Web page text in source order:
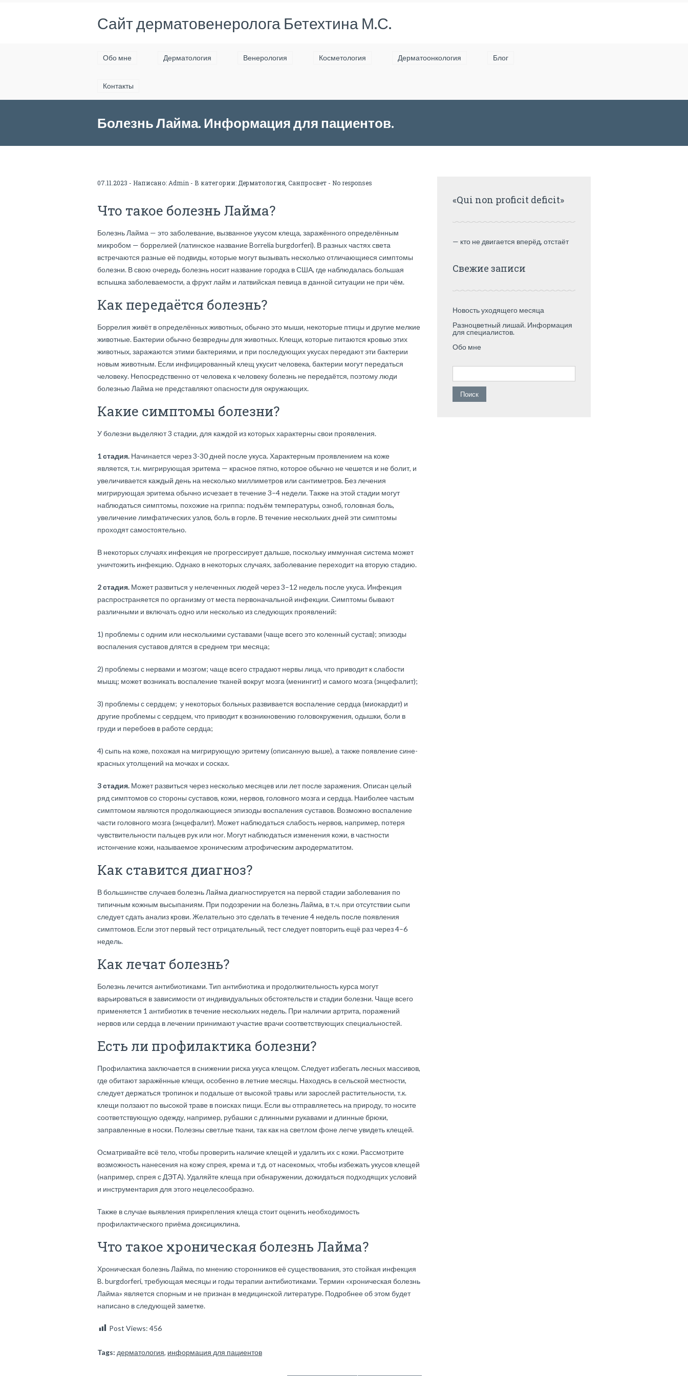
Сайт дерматовенеролога Бетехтина М.С.
Обо мне Дерматология Венерология Косметология Дерматоонкология Блог
Контакты
Болезнь Лайма. Информация для пациентов.
07.11.2023 - Написано: Admin - В категории: Дерматология Санпросвет - No responses
Что такое болезнь Лайма?
Болезнь Лайма — это заболевание, вызванное укусом клеща, заражённого определённым
микробом — боррелией (латинское название Borrelia burgdorferi). В разных частях света
встречаются разные её подвиды, которые могут вызывать несколько отличающиеся симптомы
болезни. В свою очередь болезнь носит название городка в США, где наблюдалась большая
вспышка заболеваемости, а фрукт лайм и латвийская певица в данной ситуации не при чём.
Как передаётся болезнь?
Боррелия живёт в определённых животных, обычно это мыши, некоторые птицы и другие мелкие
животные. Бактерии обычно безвредны для животных. Клещи, которые питаются кровью этих
животных, заражаются этими бактериями, и при последующих укусах передают эти бактерии
новым животным. Если инфицированный клещ укусит человека, бактерии могут передаться
человеку. Непосредственно от человека к человеку болезнь не передаётся, поэтому люди
болезнью Лайма не представляют опасности для окружающих.
Какие симптомы болезни?
У болезни выделяют 3 стадии, для каждой из которых характерны свои проявления.
1 стадия. Начинается через 3-30 дней после укуса. Характерным проявлением на коже
является, т.н. мигрирующая эритема — красное пятно, которое обычно не чешется и не болит, и
увеличивается каждый день на несколько миллиметров или сантиметров. Без лечения
мигрирующая эритема обычно исчезает в течение 3–4 недели. Также на этой стадии могут
наблюдаться симптомы, похожие на гриппа: подъём температуры, озноб, головная боль,
увеличение лимфатических узлов, боль в горле. В течение нескольких дней эти симптомы
проходят самостоятельно.
В некоторых случаях инфекция не прогрессирует дальше, поскольку иммунная система может
уничтожить инфекцию. Однако в некоторых случаях, заболевание переходит на вторую стадию.
2 стадия. Может развиться у нелеченных людей через 3–12 недель после укуса. Инфекция
распространяется по организму от места первоначальной инфекции. Симптомы бывают
различными и включать одно или несколько из следующих проявлений:
1) проблемы с одним или несколькими суставами (чаще всего это коленный сустав); эпизоды
воспаления суставов длятся в среднем три месяца;
2) проблемы с нервами и мозгом; чаще всего страдают нервы лица, что приводит к слабости
мышц; может возникать воспаление тканей вокруг мозга (менингит) и самого мозга (энцефалит);
3) проблемы с сердцем; у некоторых больных развивается воспаление сердца (миокардит) и
другие проблемы с сердцем, что приводит к возникновению головокружения, одышки, боли в
груди и перебоев в работе сердца;
4) сыпь на коже, похожая на мигрирующую эритему (описанную выше), а также появление сине-
красных утолщений на мочках и сосках.
3 стадия. Может развиться через несколько месяцев или лет после заражения. Описан целый
ряд симптомов со стороны суставов, кожи, нервов, головного мозга и сердца. Наиболее частым
симптомом являются продолжающиеся эпизоды воспаления суставов. Возможно воспаление
части головного мозга (энцефалит). Может наблюдаться слабость нервов, например, потеря
чувствительности пальцев рук или ног. Могут наблюдаться изменения кожи, в частности
истончение кожи, называемое хроническим атрофическим акродерматитом.
Как ставится диагноз?
В большинстве случаев болезнь Лайма диагностируется на первой стадии заболевания по
типичным кожным высыпаниям. При подозрении на болезнь Лайма, в т.ч. при отсутствии сыпи
следует сдать анализ крови. Желательно это сделать в течение 4 недель после появления
симптомов. Если этот первый тест отрицательный, тест следует повторить ещё раз через 4–6
недель.
Как лечат болезнь?
Болезнь лечится антибиотиками. Тип антибиотика и продолжительность курса могут
варьироваться в зависимости от индивидуальных обстоятельств и стадии болезни. Чаще всего
применяется 1 антибиотик в течение нескольких недель. При наличии артрита, поражений
нервов или сердца в лечении принимают участие врачи соответствующих специальностей.
Есть ли профилактика болезни?
Профилактика заключается в снижении риска укуса клещом. Следует избегать лесных массивов,
где обитают заражённые клещи, особенно в летние месяцы. Находясь в сельской местности,
следует держаться тропинок и подальше от высокой травы или зарослей растительности, т.к.
клещи ползают по высокой траве в поисках пищи. Если вы отправляетесь на природу, то носите
соответствующую одежду, например, рубашки с длинными рукавами и длинные брюки,
заправленные в носки. Полезны светлые ткани, так как на светлом фоне легче увидеть клещей.
Осматривайте всё тело, чтобы проверить наличие клещей и удалить их с кожи. Рассмотрите
возможность нанесения на кожу спрея, крема и т.д. от насекомых, чтобы избежать укусов клещей
(например, спрея с ДЭТА). Удаляйте клеща при обнаружении, дожидаться подходящих условий
и инструментария для этого нецелесообразно.
Также в случае выявления прикрепления клеща стоит оценить необходимость
профилактического приёма доксициклина.
Что такое хроническая болезнь Лайма?
Хроническая болезнь Лайма, по мнению сторонников её существования, это стойкая инфекция
B. burgdorferi, требующая месяцы и годы терапии антибиотиками. Термин «хроническая болезнь
Лайма» является спорным и не признан в медицинской литературе. Подробнее об этом будет
написано в следующей заметке.
Post Views: 456
Tags: дерматология, информация для пациентов
«Qui non proficit deficit»
— кто не двигается вперёд, отстаёт
Свежие записи
Новость уходящего месяца
Разноцветный лишай. Информация
для специалистов.
Обо мне
Найти: